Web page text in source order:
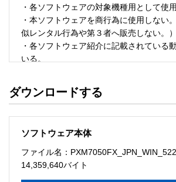
・各ソフトウェアの対象機種用として使
・本ソフトウェアを商行為に使用しない
似レンタル行為や第３者へ販売しない。）
・各ソフトウェア紹介に記載されている
いる。
・ソフトウェアを改変、またはリバース
ソフトウェアのサポート
・本サーバでは、ユーザーサポートは行
ダウンロードする
ソフトウェア本体
ファイル名：
14,359,640バイト